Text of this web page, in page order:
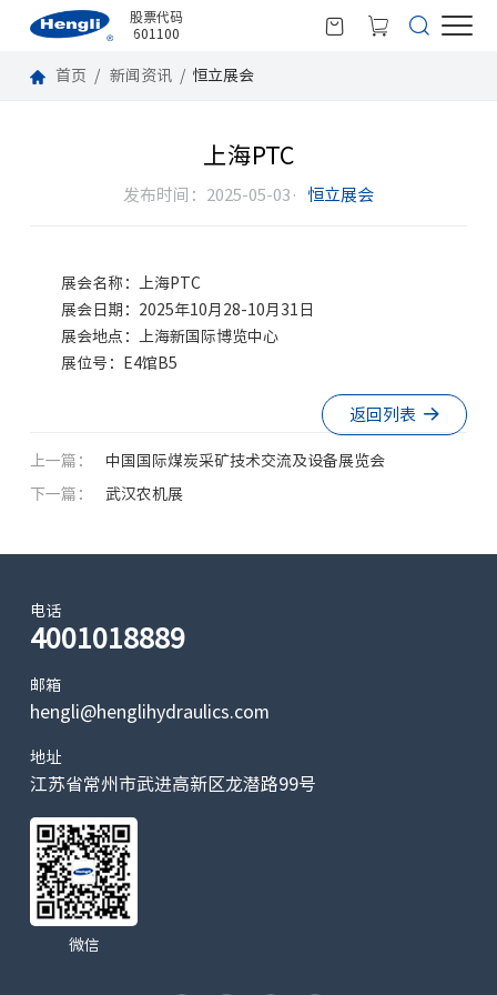
股票代码
601100
首页 新闻资讯 恒立展会
上海PTC
发布时间：2025-05-03· 恒立展会
展会名称：上海PTC
展会日期：2025年10月28-10月31日
展会地点：上海新国际博览中心
展位号 ：E4馆B5
返回列表
上一篇： 中国国际煤炭采矿技术交流及设备展览会
下一篇： 武汉农机展
电话
4001018889
邮箱
hengli@henglihydraulics.com
地址
江苏省常州市武进高新区龙潜路99号
微信